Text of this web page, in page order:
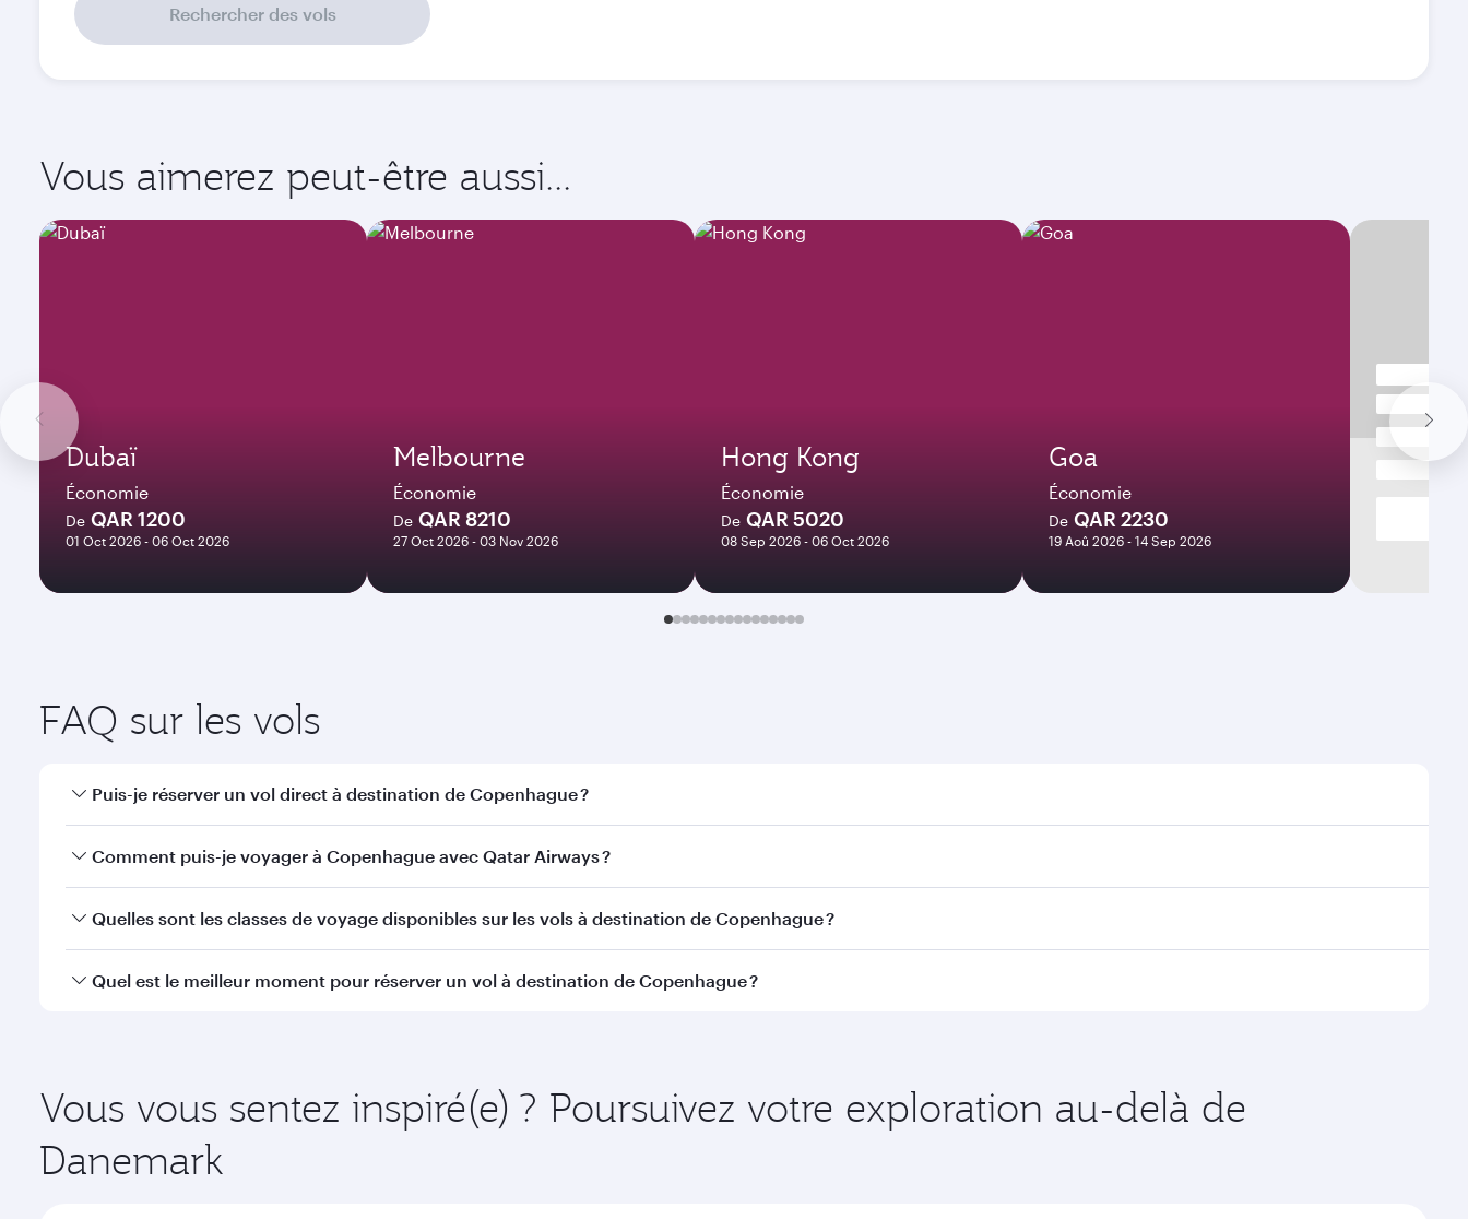
Rechercher des vols
Vous aimerez peut-être aussi...
Dubaï
Économie
De QAR 1200
01 Oct 2026 - 06 Oct 2026
Melbourne
Économie
De QAR 8210
27 Oct 2026 - 03 Nov 2026
Hong Kong
Économie
De QAR 5020
08 Sep 2026 - 06 Oct 2026
Goa
Économie
De QAR 2230
19 Aoû 2026 - 14 Sep 2026
FAQ sur les vols
Puis-je réserver un vol direct à destination de Copenhague ?
Oui, Qatar Airways opère des vols directs vers Copenhague. Recherchez les vols depuis notre page d'accueil pour trouver les horaires et la fréquence des vols.
Comment puis-je voyager à Copenhague avec Qatar Airways ?
Vous pouvez voyager directement à Copenhague avec Qatar Airways. Nous desservons plus de 150 destinations via Doha, avec des correspondances fluides et
Quelles sont les classes de voyage disponibles sur les vols à destination de Copenhague ?
La disponibilité des classes de voyage dépend de l'itinéraire et de la compagnie aérienne opérant le vol. Sur les vols opérés par Qatar Airways, vous pouvez
Quel est le meilleur moment pour réserver un vol à destination de Copenhague ?
Vous vous sentez inspiré(e) ? Poursuivez votre exploration au-delà de
Danemark